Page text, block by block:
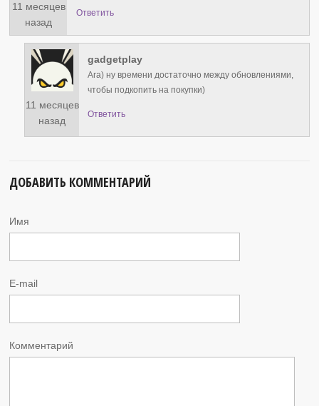
11 месяцев
назад
Ответить
11 месяцев
назад
gadgetplay
Ага) ну времени достаточно между обновлениями,
чтобы подкопить на покупки)
Ответить
ДОБАВИТЬ КОММЕНТАРИЙ
Имя
E-mail
Комментарий